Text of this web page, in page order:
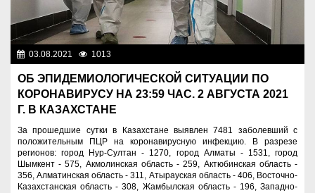
03.08.2021 1013
ОБ ЭПИДЕМИОЛОГИЧЕСКОЙ СИТУАЦИИ ПО
КОРОНАВИРУСУ НА 23:59 ЧАС. 2 АВГУСТА 2021
Г. В КАЗАХСТАНЕ
За прошедшие сутки в Казахстане выявлен 7481 заболевший с
положительным ПЦР на коронавирусную инфекцию. В разрезе
регионов: город Нур-Султан - 1270, город Алматы - 1531, город
Шымкент - 575, Акмолинская область - 259, Актюбинская область -
356, Алматинская область - 311, Атырауская область - 406, Восточно-
Казахстанская область - 308, Жамбылская область - 196, Западно-